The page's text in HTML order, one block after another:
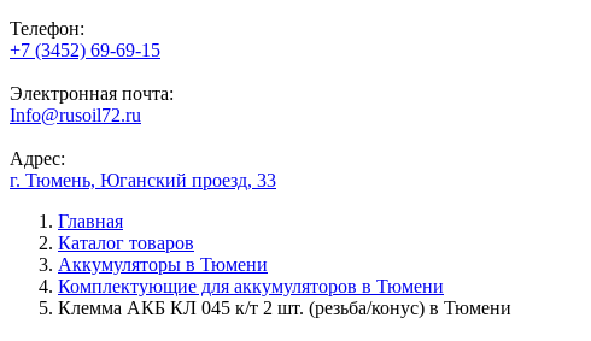
Телефон:
+7 (3452) 69-69-15
Электронная почта:
Info@rusoil72.ru
Адрес:
г. Тюмень, Юганский проезд, 33
Главная
Каталог товаров
Аккумуляторы в Тюмени
Комплектующие для аккумуляторов в Тюмени
Клемма АКБ КЛ 045 к/т 2 шт. (резьба/конус) в Тюмени